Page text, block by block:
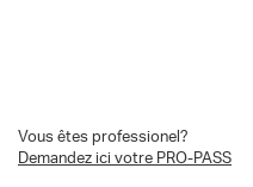
Vous êtes professionel?
Demandez ici votre PRO-PASS